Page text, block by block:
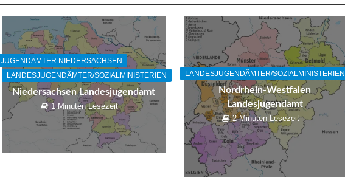
JUGENDÄMTER NIEDERSACHSEN
LANDESJUGENDÄMTER/SOZIALMINISTERIEN
Niedersachsen Landesjugendamt
1 Minuten Lesezeit
LANDESJUGENDÄMTER/SOZIALMINISTERIEN
Nordrhein-Westfalen
Landesjugendamt
2 Minuten Lesezeit